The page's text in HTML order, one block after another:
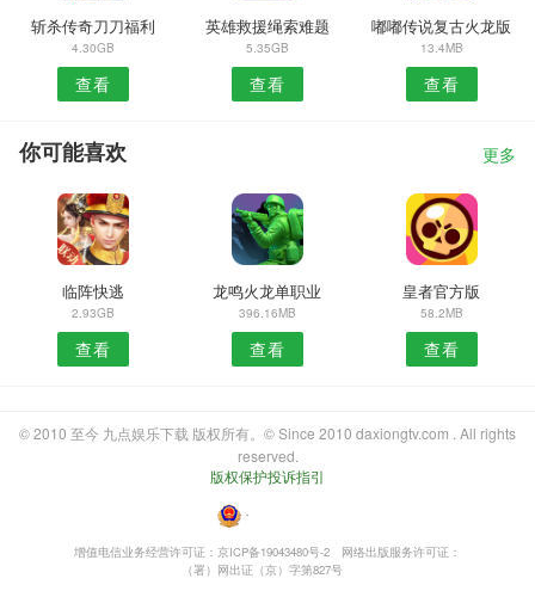
斩杀传奇刀刀福利
4.30GB
查看
英雄救援绳索难题
5.35GB
查看
嘟嘟传说复古火龙版
13.4MB
查看
你可能喜欢 更多
临阵快逃
2.93GB
查看
龙鸣火龙单职业
396.16MB
查看
皇者官方版
58.2MB
查看
© 2010 至今 九点娱乐下载 版权所有。© Since 2010 daxiongtv.com . All rights
reserved.
版权保护投诉指引
・
增值电信业务经营许可证：京ICP备19043480号-2
网络出版服务许可证：
（署）网出证（京）字第827号